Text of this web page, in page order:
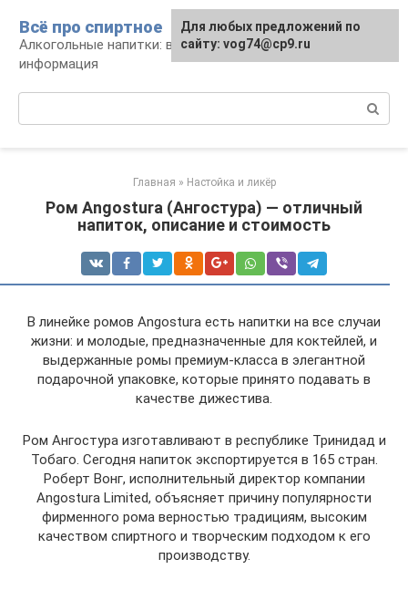
контенту
Всё про спиртное
Алкогольные напитки: виды, рецепты,
информация
Главная » Настойка и ликёр
Ром Angostura (Ангостура) — отличный
напиток, описание и стоимость
В линейке ромов Angostura есть напитки на все случаи
жизни: и молодые, предназначенные для коктейлей, и
выдержанные ромы премиум-класса в элегантной
подарочной упаковке, которые принято подавать в
качестве дижестива.
Ром Ангостура изготавливают в республике Тринидад и
Тобаго. Сегодня напиток экспортируется в 165 стран.
Роберт Вонг, исполнительный директор компании
Angostura Limited, объясняет причину популярности
фирменного рома верностью традициям, высоким
качеством спиртного и творческим подходом к его
производству.
Для любых предложений по
сайту: vog74@cp9.ru